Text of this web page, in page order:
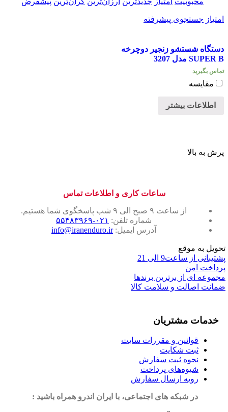
امتیاز جستجوی پیشرفته
دستگاه شستشو زنجیر دوچرخه
SUPER B مدل 3207
تماس بگیرید
مقایسه
اطلاعات بیشتر
پرش به بالا
ساعات کاری و اطلاعات تماس
از ساعت ۹ صبح الی ۹ شب پاسخگوی شما هستیم.
شماره تلفن: ۰۲۱-۵۵۴۸۳۹۶۹
آدرس ایمیل:info@iranenduro.ir
تحویل به موقع
پشتیبانی از ساعت9 الی 21
پرداخت امن
مجموعه ای از برترین برندها
ضمانت اصالت و سلامت کالا
خدمات مشتریان
قوانین و مقررات سایت
ثبت شکایت
نحوه ثبت سفارش
شیوه‌های پرداخت
رویه ارسال سفارش
در شبکه های اجتماعی، با ایران اندرو همراه باشید :